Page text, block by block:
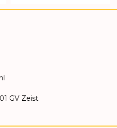
GV Zeist